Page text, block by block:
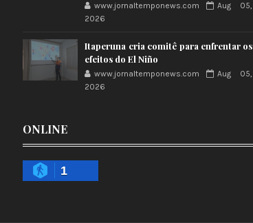
www.jornaltemponews.com
Aug 05,
2026
Itaperuna cria comitê para enfrentar os
efeitos do El Niño
www.jornaltemponews.com
Aug 05,
2026
ONLINE
1